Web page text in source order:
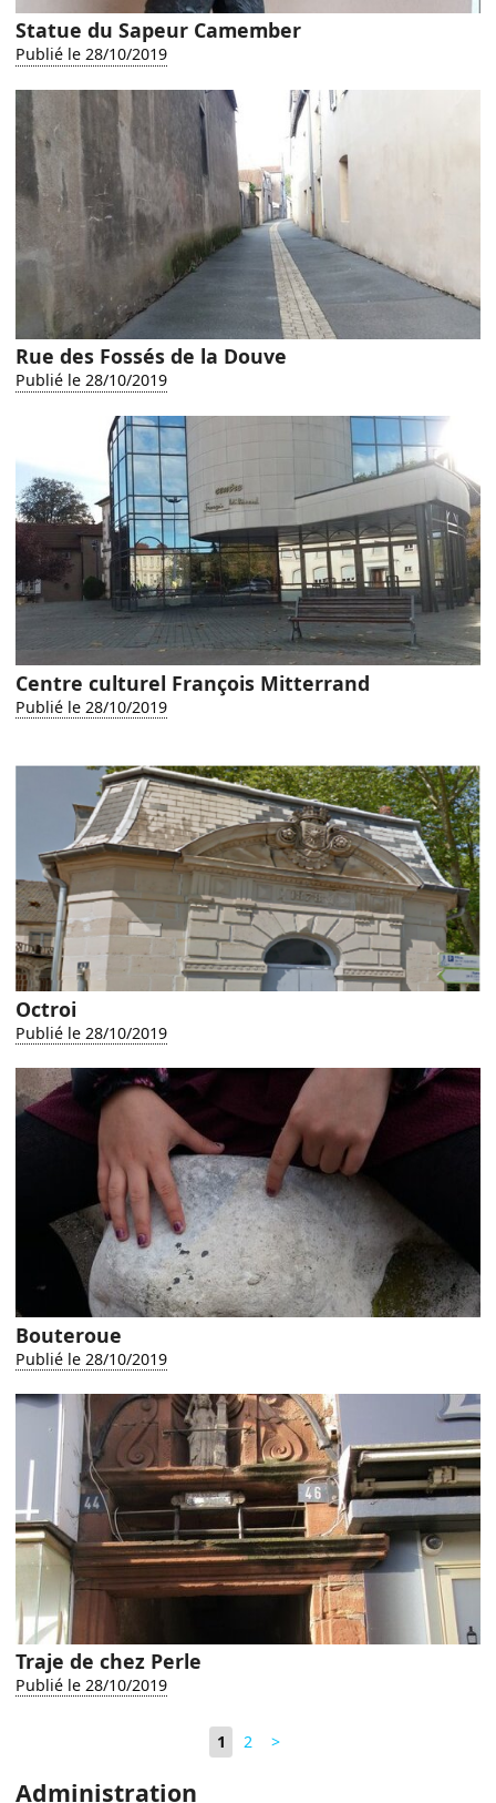
Statue du Sapeur Camember
Publié le 28/10/2019
Rue des Fossés de la Douve
Publié le 28/10/2019
Centre culturel François Mitterrand
Publié le 28/10/2019
Octroi
Publié le 28/10/2019
Bouteroue
Publié le 28/10/2019
Traje de chez Perle
Publié le 28/10/2019
1 2 >
Administration